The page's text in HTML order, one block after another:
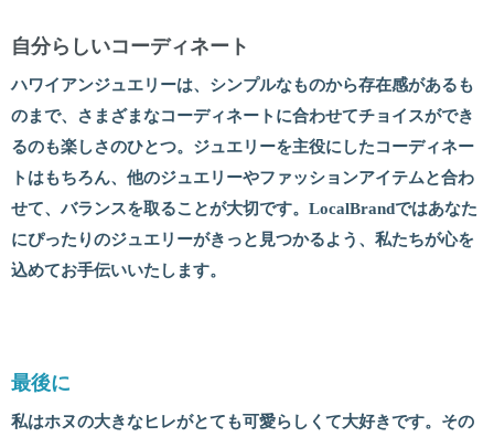
自分らしいコーディネート
ハワイアンジュエリーは、シンプルなものから存在感があるも
のまで、さまざまなコーディネートに合わせてチョイスができ
るのも楽しさのひとつ。ジュエリーを主役にしたコーディネー
トはもちろん、他のジュエリーやファッションアイテムと合わ
せて、バランスを取ることが大切です。LocalBrandではあなた
にぴったりのジュエリーがきっと見つかるよう、私たちが心を
込めてお手伝いいたします。
最後に
私はホヌの大きなヒレがとても可愛らしくて大好きです。その